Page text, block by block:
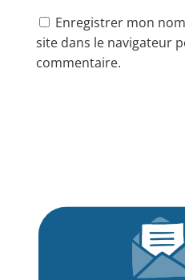
Enregistrer mon
site dans le navigateur
commentaire.